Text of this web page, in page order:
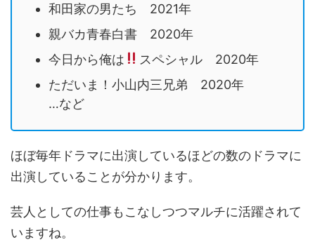
和田家の男たち 2021年
親バカ青春白書 2020年
今日から俺は
スペシャル 2020年
ただいま！小山内三兄弟 2020年
…など
ほぼ毎年ドラマに出演しているほどの数のドラマに
出演していることが分かります。
芸人としての仕事もこなしつつマルチに活躍されて
いますね。